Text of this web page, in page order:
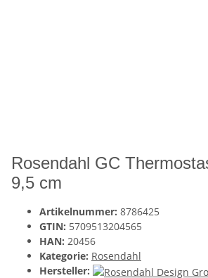
Rosendahl GC
9,5 cm
Artikelnummer: 8786425
GTIN: 5709513204565
HAN: 20456
Kategorie: Rosendahl
Hersteller: